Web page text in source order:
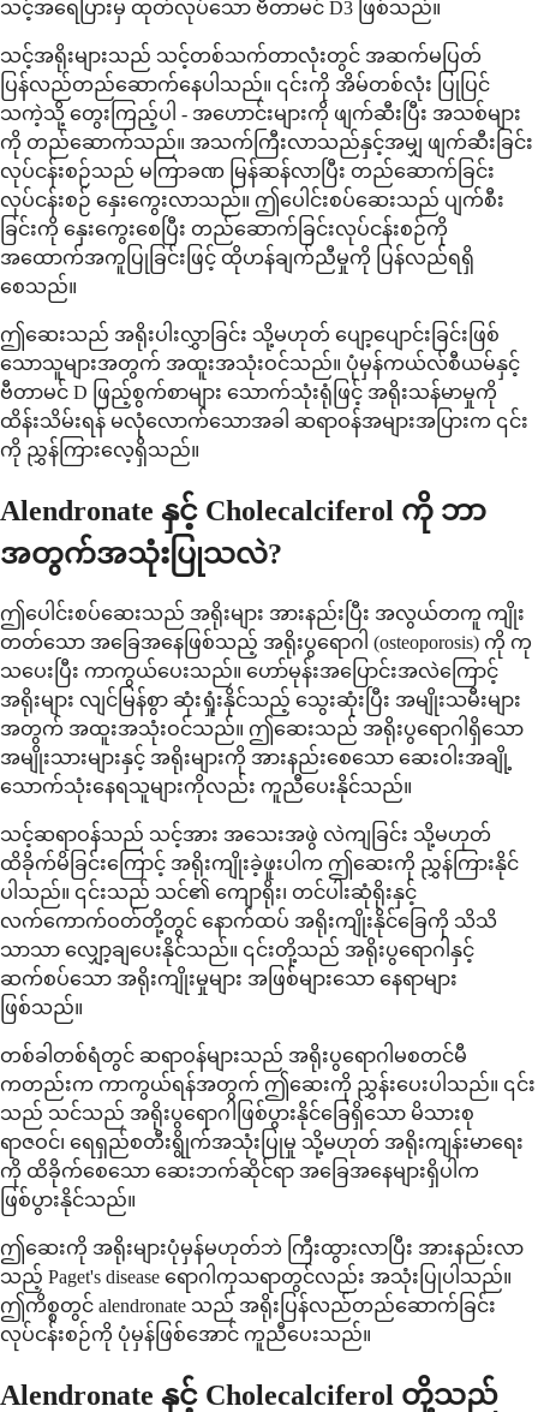
သင့်အရေပြားမှ ထုတ်လုပ်သော ဗီတာမင် D3 ဖြစ်သည်။
သင့်အရိုးများသည် သင့်တစ်သက်တာလုံးတွင် အဆက်မပြတ်
ပြန်လည်တည်ဆောက်နေပါသည်။ ၎င်းကို အိမ်တစ်လုံး ပြုပြင်
သကဲ့သို့ တွေးကြည့်ပါ - အဟောင်းများကို ဖျက်ဆီးပြီး အသစ်များ
ကို တည်ဆောက်သည်။ အသက်ကြီးလာသည်နှင့်အမျှ ဖျက်ဆီးခြင်း
လုပ်ငန်းစဉ်သည် မကြာခဏ မြန်ဆန်လာပြီး တည်ဆောက်ခြင်း
လုပ်ငန်းစဉ် နှေးကွေးလာသည်။ ဤပေါင်းစပ်ဆေးသည် ပျက်စီး
ခြင်းကို နှေးကွေးစေပြီး တည်ဆောက်ခြင်းလုပ်ငန်းစဉ်ကို
အထောက်အကူပြုခြင်းဖြင့် ထိုဟန်ချက်ညီမှုကို ပြန်လည်ရရှိ
စေသည်။
ဤဆေးသည် အရိုးပါးလွှာခြင်း သို့မဟုတ် ပျော့ပျောင်းခြင်းဖြစ်
သောသူများအတွက် အထူးအသုံးဝင်သည်။ ပုံမှန်ကယ်လ်စီယမ်နှင့်
ဗီတာမင် D ဖြည့်စွက်စာများ သောက်သုံးရုံဖြင့် အရိုးသန်မာမှုကို
ထိန်းသိမ်းရန် မလုံလောက်သောအခါ ဆရာဝန်အများအပြားက ၎င်း
ကို ညွှန်ကြားလေ့ရှိသည်။
Alendronate နှင့် Cholecalciferol ကို ဘာ
အတွက်အသုံးပြုသလဲ?
ဤပေါင်းစပ်ဆေးသည် အရိုးများ အားနည်းပြီး အလွယ်တကူ ကျိုး
တတ်သော အခြေအနေဖြစ်သည့် အရိုးပွရောဂါ (osteoporosis) ကို ကု
သပေးပြီး ကာကွယ်ပေးသည်။ ဟော်မုန်းအပြောင်းအလဲကြောင့်
အရိုးများ လျင်မြန်စွာ ဆုံးရှုံးနိုင်သည့် သွေးဆုံးပြီး အမျိုးသမီးများ
အတွက် အထူးအသုံးဝင်သည်။ ဤဆေးသည် အရိုးပွရောဂါရှိသော
အမျိုးသားများနှင့် အရိုးများကို အားနည်းစေသော ဆေးဝါးအချို့
သောက်သုံးနေရသူများကိုလည်း ကူညီပေးနိုင်သည်။
သင့်ဆရာဝန်သည် သင့်အား အသေးအဖွဲ လဲကျခြင်း သို့မဟုတ်
ထိခိုက်မိခြင်းကြောင့် အရိုးကျိုးခဲ့ဖူးပါက ဤဆေးကို ညွှန်ကြားနိုင်
ပါသည်။ ၎င်းသည် သင်၏ ကျောရိုး၊ တင်ပါးဆုံရိုးနှင့်
လက်ကောက်ဝတ်တို့တွင် နောက်ထပ် အရိုးကျိုးနိုင်ခြေကို သိသိ
သာသာ လျှော့ချပေးနိုင်သည်။ ၎င်းတို့သည် အရိုးပွရောဂါနှင့်
ဆက်စပ်သော အရိုးကျိုးမှုများ အဖြစ်များသော နေရာများ
ဖြစ်သည်။
တစ်ခါတစ်ရံတွင် ဆရာဝန်များသည် အရိုးပွရောဂါမစတင်မီ
ကတည်းက ကာကွယ်ရန်အတွက် ဤဆေးကို ညွှန်းပေးပါသည်။ ၎င်း
သည် သင်သည် အရိုးပွရောဂါဖြစ်ပွားနိုင်ခြေရှိသော မိသားစု
ရာဇဝင်၊ ရေရှည်စတီးရွိုက်အသုံးပြုမှု သို့မဟုတ် အရိုးကျန်းမာရေး
ကို ထိခိုက်စေသော ဆေးဘက်ဆိုင်ရာ အခြေအနေများရှိပါက
ဖြစ်ပွားနိုင်သည်။
ဤဆေးကို အရိုးများပုံမှန်မဟုတ်ဘဲ ကြီးထွားလာပြီး အားနည်းလာ
သည့် Paget's disease ရောဂါကုသရာတွင်လည်း အသုံးပြုပါသည်။
ဤကိစ္စတွင် alendronate သည် အရိုးပြန်လည်တည်ဆောက်ခြင်း
လုပ်ငန်းစဉ်ကို ပုံမှန်ဖြစ်အောင် ကူညီပေးသည်။
Alendronate နှင့် Cholecalciferol တို့သည်